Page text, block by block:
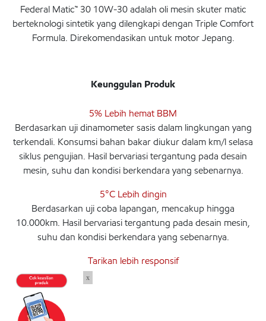
Federal Matic™ 30 10W-30 adalah oli mesin skuter matic
berteknologi sintetik yang dilengkapi dengan Triple Comfort
Formula. Direkomendasikan untuk motor Jepang.
Keunggulan Produk
5% Lebih hemat BBM
Berdasarkan uji dinamometer sasis dalam lingkungan yang
terkendali. Konsumsi bahan bakar diukur dalam km/l selasa
siklus pengujian. Hasil bervariasi tergantung pada desain
mesin, suhu dan kondisi berkendara yang sebenarnya.
5°C Lebih dingin
Berdasarkan uji coba lapangan, mencakup hingga
10.000km. Hasil bervariasi tergantung pada desain mesin,
suhu dan kondisi berkendara yang sebenarnya.
Tarikan lebih responsif
x